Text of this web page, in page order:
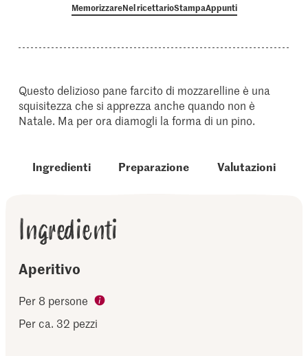
MemorizzareNel ricettarioStampaAppunti
Questo delizioso pane farcito di mozzarelline è una
squisitezza che si apprezza anche quando non è
Natale. Ma per ora diamogli la forma di un pino.
Ingredienti Preparazione Valutazioni
Ingredienti
Aperitivo
Per 8 persone
Per ca. 32 pezzi